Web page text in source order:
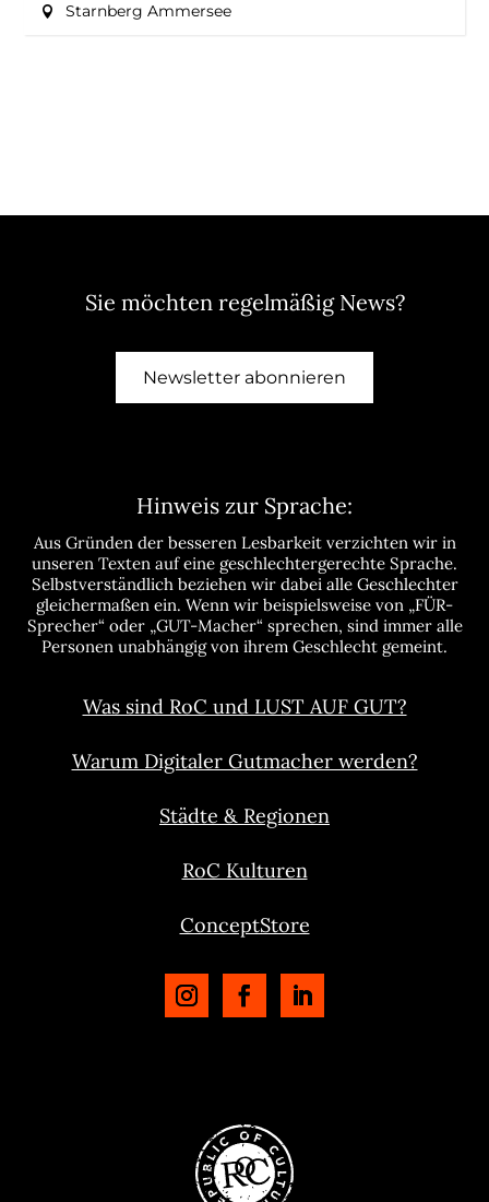
Starnberg Ammersee
Sie möchten regelmäßig News?
Newsletter abonnieren
Hinweis zur Sprache:
Aus Gründen der besseren Lesbarkeit verzichten wir in
unseren Texten auf eine geschlechtergerechte Sprache.
Selbstverständlich beziehen wir dabei alle Geschlechter
gleichermaßen ein. Wenn wir beispielsweise von „FÜR-
Sprecher“ oder „GUT-Macher“ sprechen, sind immer alle
Personen unabhängig von ihrem Geschlecht gemeint.
Was sind RoC und LUST AUF GUT?
Warum Digitaler Gutmacher werden?
Städte & Regionen
RoC Kulturen
ConceptStore